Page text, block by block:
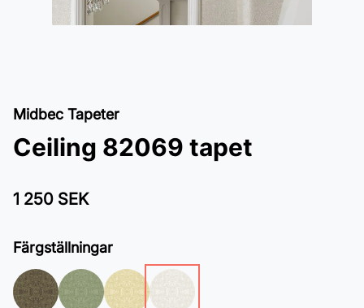
Midbec Tapeter
Ceiling 82069 tapet
1 250 SEK
Färgställningar